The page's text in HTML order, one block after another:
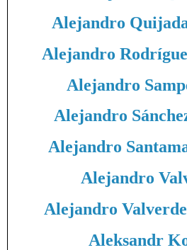
Alejandro
Alejandro
Alejandro
Alejandro
Alejandro
Alejandro
Alejandro
Aleksandr